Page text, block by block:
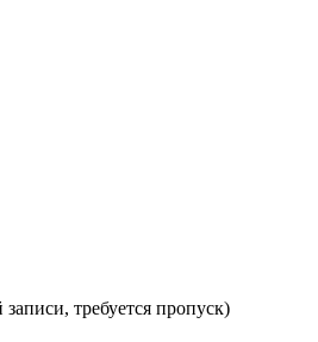
требуется пропуск)